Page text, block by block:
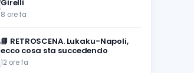
Girelli
8 ore fa
📘 RETROSCENA. Lukaku-Napoli,
ecco cosa sta succedendo
12 ore fa